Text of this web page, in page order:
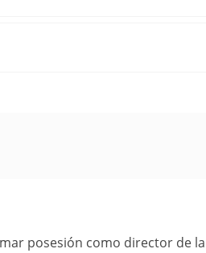
posesión como director de la